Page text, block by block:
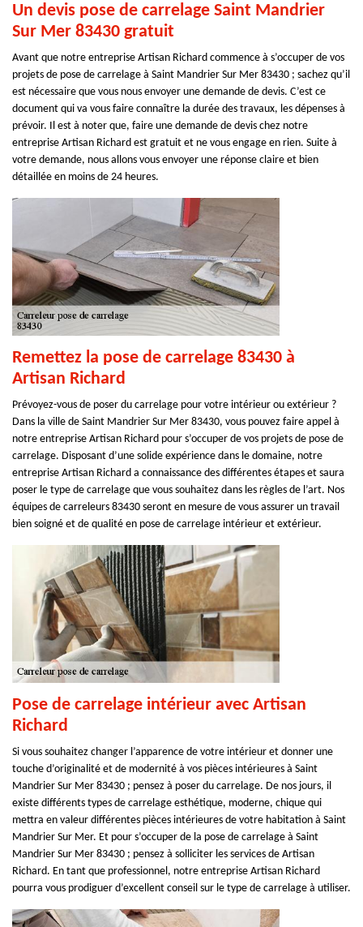
Un devis pose de carrelage Saint Mandrier
Sur Mer 83430 gratuit
Avant que notre entreprise Artisan Richard commence à s’occuper de vos
projets de pose de carrelage à Saint Mandrier Sur Mer 83430 ; sachez qu’il
est nécessaire que vous nous envoyer une demande de devis. C’est ce
document qui va vous faire connaître la durée des travaux, les dépenses à
prévoir. Il est à noter que, faire une demande de devis chez notre
entreprise Artisan Richard est gratuit et ne vous engage en rien. Suite à
votre demande, nous allons vous envoyer une réponse claire et bien
détaillée en moins de 24 heures.
Remettez la pose de carrelage 83430 à
Artisan Richard
Prévoyez-vous de poser du carrelage pour votre intérieur ou extérieur ?
Dans la ville de Saint Mandrier Sur Mer 83430, vous pouvez faire appel à
notre entreprise Artisan Richard pour s’occuper de vos projets de pose de
carrelage. Disposant d’une solide expérience dans le domaine, notre
entreprise Artisan Richard a connaissance des différentes étapes et saura
poser le type de carrelage que vous souhaitez dans les règles de l’art. Nos
équipes de carreleurs 83430 seront en mesure de vous assurer un travail
bien soigné et de qualité en pose de carrelage intérieur et extérieur.
Pose de carrelage intérieur avec Artisan
Richard
Si vous souhaitez changer l’apparence de votre intérieur et donner une
touche d’originalité et de modernité à vos pièces intérieures à Saint
Mandrier Sur Mer 83430 ; pensez à poser du carrelage. De nos jours, il
existe différents types de carrelage esthétique, moderne, chique qui
mettra en valeur différentes pièces intérieures de votre habitation à Saint
Mandrier Sur Mer. Et pour s’occuper de la pose de carrelage à Saint
Mandrier Sur Mer 83430 ; pensez à solliciter les services de Artisan
Richard. En tant que professionnel, notre entreprise Artisan Richard
pourra vous prodiguer d’excellent conseil sur le type de carrelage à utiliser.